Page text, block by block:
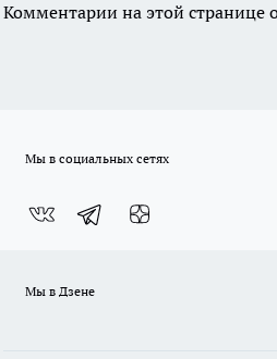
Комментарии на этой странице
Мы в социальных сетях
Мы в Дзене